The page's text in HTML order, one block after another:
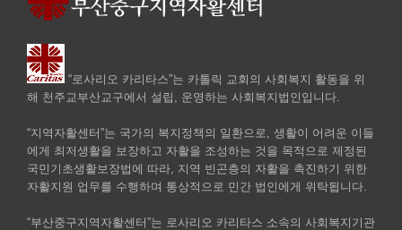
“로사리오 카리타스”는 카톨릭 교회의 사회복지 활동을 위
해 천주교부산교구에서 설립, 운영하는 사회복지법인입니다.
“지역자활센터”는 국가의 복지정책의 일환으로, 생활이 어려운 이들
에게 최저생활을 보장하고 자활을 조성하는 것을 목적으로 제정된
국민기초생활보장법에 따라, 지역 빈곤층의 자활을 촉진하기 위한
자활지원 업무를 수행하며 통상적으로 민간 법인에게 위탁됩니다.
“부산중구지역자활센터”는 로사리오 카리타스 소속의 사회복지기관